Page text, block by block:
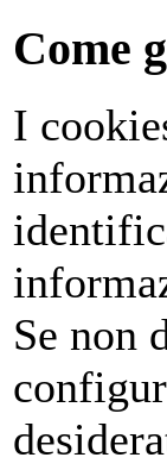
Come
I
Se non